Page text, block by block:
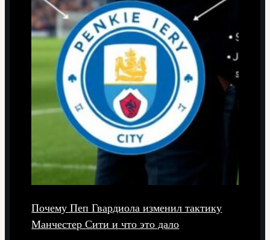
Почему Пеп Гвардиола изменил тактику
Манчестер Сити и что это дало